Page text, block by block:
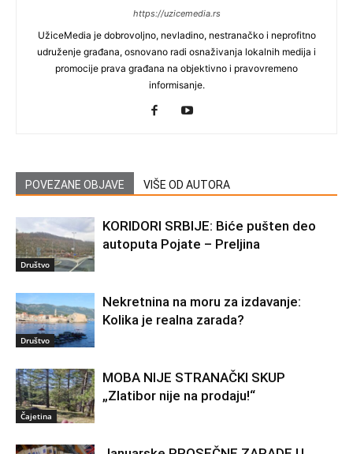
https://uzicemedia.rs
UžiceMedia je dobrovoljno, nevladino, nestranačko i neprofitno
udruženje građana, osnovano radi osnaživanja lokalnih medija i
promocije prava građana na objektivno i pravovremeno
informisanje.
POVEZANE OBJAVE VIŠE OD AUTORA
Društvo
KORIDORI SRBIJE: Biće pušten deo
autoputa Pojate – Preljina
Društvo
Nekretnina na moru za izdavanje:
Kolika je realna zarada?
Čajetina
MOBA NIJE STRANAČKI SKUP
„Zlatibor nije na prodaju!“